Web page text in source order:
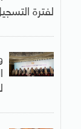
لفترة